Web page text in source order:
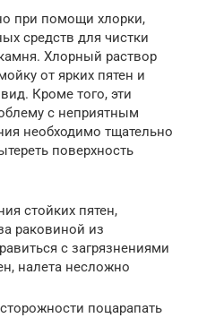
при помощи хлорки,
средств для чистки
Хлорный раствор
от ярких пятен и
Кроме того, эти
с неприятным
необходимо тщательно
поверхность
стойких пятен,
раковиной из
с загрязнениями
налета несложно
поцарапать